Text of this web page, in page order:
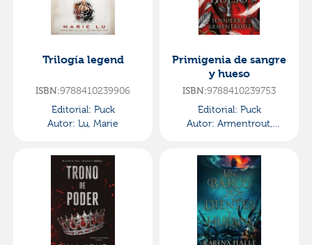
Trilogía legend
ISBN:9788410239906
Editorial: Puck
Autor: Lu, Marie
Primigenia de sangre
y hueso
ISBN:9788410239753
Editorial: Puck
Autor: Armentrout,